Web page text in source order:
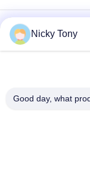
Maille de câble
métallique
Nicky Tony
Good day, what